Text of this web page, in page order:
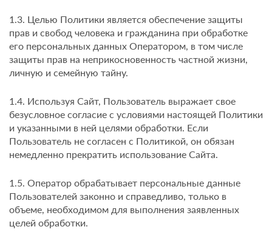
1.3. Целью Политики является обеспечение защиты
прав и свобод человека и гражданина при обработке
его персональных данных Оператором, в том числе
защиты прав на неприкосновенность частной жизни,
личную и семейную тайну.
1.4. Используя Сайт, Пользователь выражает свое
безусловное согласие с условиями настоящей Политики
и указанными в ней целями обработки. Если
Пользователь не согласен с Политикой, он обязан
немедленно прекратить использование Сайта.
1.5. Оператор обрабатывает персональные данные
Пользователей законно и справедливо, только в
объеме, необходимом для выполнения заявленных
целей обработки.